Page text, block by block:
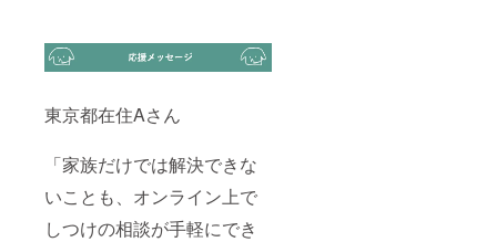
東京都在住Aさん
「家族だけでは解決できな
いことも、オンライン上で
しつけの相談が手軽にでき